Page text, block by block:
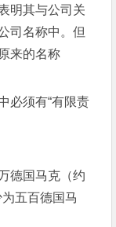
明其与公司关
司名称中。但
来的名称
必须有“有限责
德国马克（约
五百德国马